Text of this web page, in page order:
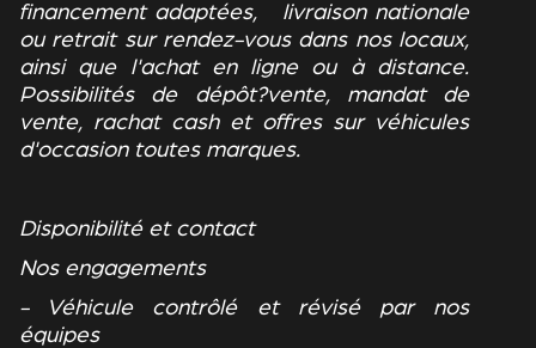
financement adaptées, livraison nationale
ou retrait sur rendez-vous dans nos locaux,
ainsi que l'achat en ligne ou à distance.
Possibilités de dépôt?vente, mandat de
vente, rachat cash et offres sur véhicules
d'occasion toutes marques.
Disponibilité et contact
Nos engagements
- Véhicule contrôlé et révisé par nos
équipes